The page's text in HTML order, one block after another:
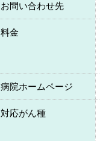
お問い合わせ先
料金
病院ホームページ
対応がん種